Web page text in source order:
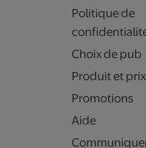
Politique de
Choix de pub
Produit et prix
Promotions
Aide